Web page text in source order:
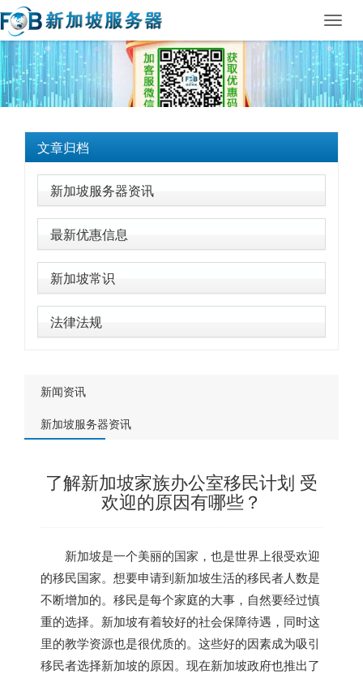
文章归档
新加坡服务器资讯
最新优惠信息
新加坡常识
法律法规
新闻资讯
新加坡服务器资讯
了解新加坡家族办公室移民计划 受
欢迎的原因有哪些？
新加坡是一个美丽的国家，也是世界上很受欢迎
的移民国家。想要申请到新加坡生活的移民者人数是
不断增加的。移民是每个家庭的大事，自然要经过慎
重的选择。 新加坡有着较好的社会保障待遇，同时这
里的教学资源也是很优质的。这些好的因素成为吸引
移民者选择新加坡的原因。现在新加坡政府也推出了